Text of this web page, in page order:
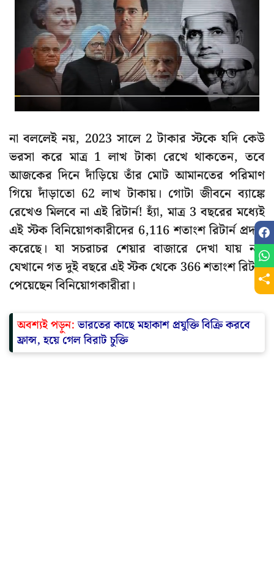
না বললেই নয়, 2023 সালে 2 টাকার স্টকে যদি কেউ
ভরসা করে মাত্র 1 লাখ টাকা রেখে থাকতেন, তবে
আজকের দিনে দাঁড়িয়ে তাঁর মোট আমানতের পরিমাণ
গিয়ে দাঁড়াতো 62 লাখ টাকায়। গোটা জীবনে ব্যাঙ্কে
রেখেও মিলবে না এই রিটার্ন! হ্যাঁ, মাত্র 3 বছরের মধ্যেই
এই স্টক বিনিয়োগকারীদের 6,116 শতাংশ রিটার্ন প্রদান
করেছে। যা সচরাচর শেয়ার বাজারে দেখা যায় না।
যেখানে গত দুই বছরে এই স্টক থেকে 366 শতাংশ রিটার্ন
পেয়েছেন বিনিয়োগকারীরা।
অবশ্যই পড়ুন: ভারতের কাছে মহাকাশ প্রযুক্তি বিক্রি করবে
ফ্রান্স, হয়ে গেল বিরাট চুক্তি